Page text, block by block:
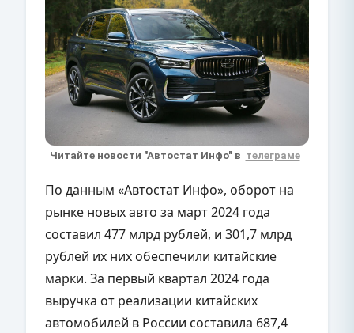
Читайте новости "Автостат Инфо" в телеграме
По данным «Автостат Инфо», оборот на
рынке новых авто за март 2024 года
составил 477 млрд рублей, и 301,7 млрд
рублей их них обеспечили китайские
марки. За первый квартал 2024 года
выручка от реализации китайских
автомобилей в России составила 687,4